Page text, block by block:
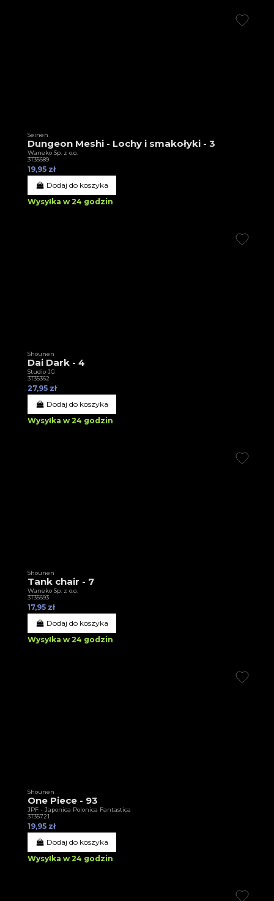
Seinen
Dungeon Meshi - Lochy i smakołyki - 3
Waneko Sp. z o.o.
3T35689
19,95 zł
Dodaj do koszyka
Wysyłka w 24 godzin
Shounen
Dai Dark - 4
Studio JG
3T35362
27,95 zł
Dodaj do koszyka
Wysyłka w 24 godzin
Shounen
Tank chair - 7
Waneko Sp. z o.o.
3T35693
17,95 zł
Dodaj do koszyka
Wysyłka w 24 godzin
Shounen
One Piece - 93
JPF - Japonica Polonica Fantastica
3T35721
19,95 zł
Dodaj do koszyka
Wysyłka w 24 godzin